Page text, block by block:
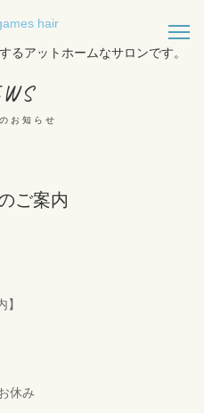
お知らせ
ご案内
休み